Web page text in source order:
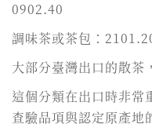
0902.40
調味茶或茶包：
大部分臺灣出口的散茶
這個分類在出口時非常
查驗品項與認定原產地